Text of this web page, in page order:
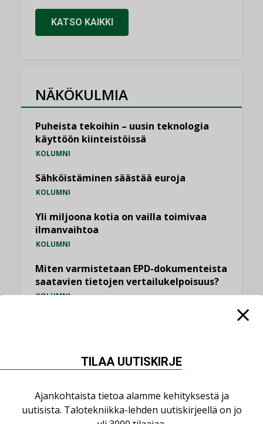
KATSO KAIKKI
NÄKÖKULMIA
Puheista tekoihin – uusin teknologia
käyttöön kiinteistöissä
KOLUMNI
Sähköistäminen säästää euroja
KOLUMNI
Yli miljoona kotia on vailla toimivaa
ilmanvaihtoa
KOLUMNI
Miten varmistetaan EPD-dokumenteista
saatavien tietojen vertailukelpoisuus?
KOLUMNI
TILAA UUTISKIRJE
Ajankohtaista tietoa alamme kehityksestä ja
uutisista. Talotekniikka-lehden uutiskirjeellä on jo